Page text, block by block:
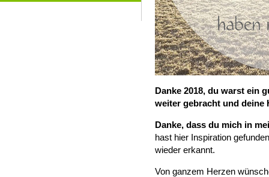
Danke 2018, du warst ein
weiter gebracht und deine
Danke, dass du mich in
hast hier Inspiration
wieder erkannt.
Von ganzem Herzen